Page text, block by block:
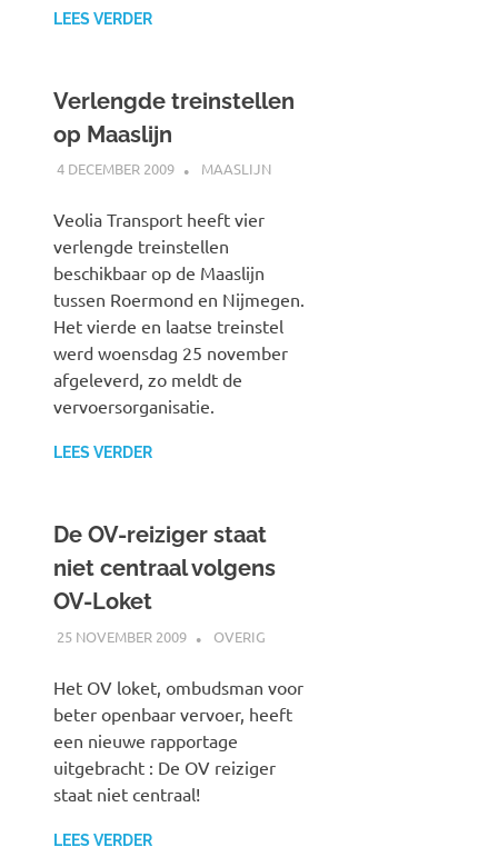
LEES VERDER
Verlengde treinstellen
op Maaslijn
4 DECEMBER 2009 JOHAN
MAASLIJN
Veolia Transport heeft vier
verlengde treinstellen
beschikbaar op de Maaslijn
tussen Roermond en Nijmegen.
Het vierde en laatse treinstel
werd woensdag 25 november
afgeleverd, zo meldt de
vervoersorganisatie.
LEES VERDER
De OV-reiziger staat
niet centraal volgens
OV-Loket
25 NOVEMBER 2009 JOHAN
OVERIG
Het OV loket, ombudsman voor
beter openbaar vervoer, heeft
een nieuwe rapportage
uitgebracht : De OV reiziger
staat niet centraal!
LEES VERDER